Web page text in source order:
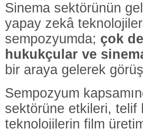
Sinema sektörünün
yapay zekâ
sempozyumda; çok
hukukçular ve
bir araya gelerek görüş
Sempozyum
sektörüne etkileri, telif
teknolojilerin film